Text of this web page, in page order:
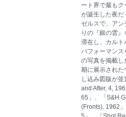
ート界で最も
が誕生した夜だ
ゼルスで、アン
りの『銀の雲
滞在し、カルト
パフォーマン
の写真を掲載し
期に展示された
し込み図版が
and After, 4,
65」、「S&H
(Fronts), 1962